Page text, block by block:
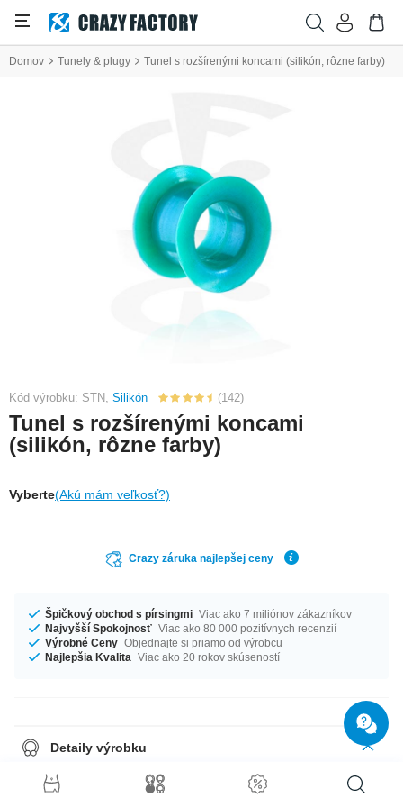
Domov Tunely & plugy Tunel s rozšírenými koncami (silikón, rôzne farby)
Kód výrobku: STN, Silikón (142)
Tunel s rozšírenými koncami
(silikón, rôzne farby)
Vyberte(Akú mám veľkosť?)
Crazy záruka najlepšej ceny
Špičkový obchod s pírsingmi Viac ako 7 miliónov zákazníkov
Najvyšší Spokojnosť Viac ako 80 000 pozitívnych recenzií
Výrobné Ceny Objednajte si priamo od výrobcu
Najlepšia Kvalita Viac ako 20 rokov skúseností
Detaily výrobku
Super comfortable to wear, this silicone tunnel comes in various colours
and sizes. Best grab a couple for a cool new look every day.